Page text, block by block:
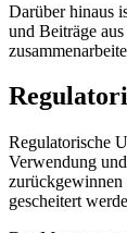
Darüber hinaus
und Beiträge
Regulatorische
Verwendung
zurückgewinnen
gescheitert